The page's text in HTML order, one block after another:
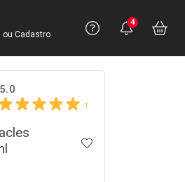
Conta
ou Cadastro
Precisa
Ver Recursos
Você
4
5.0
1
ADICIONAR AOS